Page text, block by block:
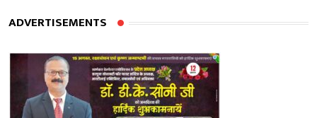
ADVERTISEMENTS